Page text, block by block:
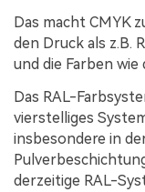
Das macht CMYK
den Druck als z.B.
und die Farben wie
Das RAL-
vierstelliges
insbesondere in
derzeitige RAL-